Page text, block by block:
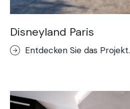
Disneyland Paris
Entdecken Sie das Projekt.